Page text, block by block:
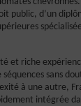
public, d’un
et riche
sans
à une autre,
intégrée